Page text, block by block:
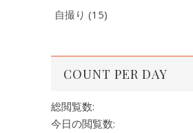
自撮り (15)
COUNT PER DAY
総閲覧数:
今日の閲覧数: